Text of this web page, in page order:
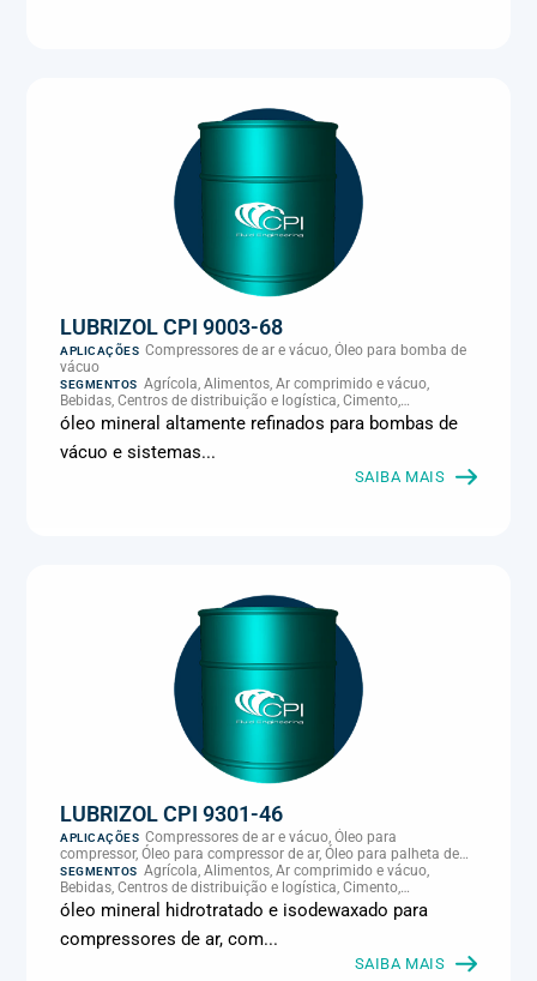
LUBRIZOL CPI 9003-68
APLICAÇÕES Compressores de ar e vácuo, Óleo para bomba de
vácuo
SEGMENTOS Agrícola, Alimentos, Ar comprimido e vácuo,
Bebidas, Centros de distribuição e logística, Cimento,
Climatização e HVAC, Data center, Eletroeletrônica, Embalagens
e latas, Energia (geração), Eólico, Farmacêutica e cosmética,
Frigoríficos e abate, Laticínios, Madeira e móveis,
Metalmecânica, Metalurgia e fundição, Mineração, MRO e
manutenção industrial, Naval e portuário, Panificação, Papel e
óleo mineral altamente refinados para bombas de
vácuo e sistemas...
SAIBA MAIS
LUBRIZOL CPI 9301-46
APLICAÇÕES Compressores de ar e vácuo, Óleo para
compressor, Óleo para compressor de ar, Óleo para palheta de
compressor, Refrigeração, climatização e compressores
SEGMENTOS Agrícola, Alimentos, Ar comprimido e vácuo,
Bebidas, Centros de distribuição e logística, Cimento,
Climatização e HVAC, Data center, Eletroeletrônica, Embalagens
e latas, Energia (geração), Eólico, Farmacêutica e cosmética,
Frigoríficos e abate, Laticínios, Madeira e móveis,
Metalmecânica, Metalurgia e fundição, Mineração, MRO e
manutenção industrial, Naval e portuário, Panificação, Papel e
óleo mineral hidrotratado e isodewaxado para
compressores de ar, com...
SAIBA MAIS